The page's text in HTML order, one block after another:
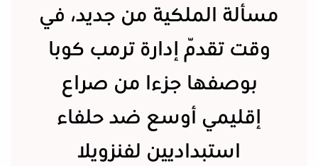
مسألة الملكية من جديد، في
وقت تقدّم إدارة ترمب كوبا
بوصفها جزءا من صراع
إقليمي أوسع ضد حلفاء
استبداديين لفنزويلا